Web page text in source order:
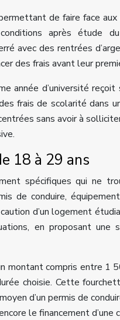
de faire face
après étude
avec des rentrées
des frais avant leur
année d’université
frais de scolarité dans
sans avoir à
18 à 29 ans
spécifiques qui ne
de conduire,
d’un logement
en proposant une
montant compris entre 1
choisie. Cette
d’un permis de
le financement d’une